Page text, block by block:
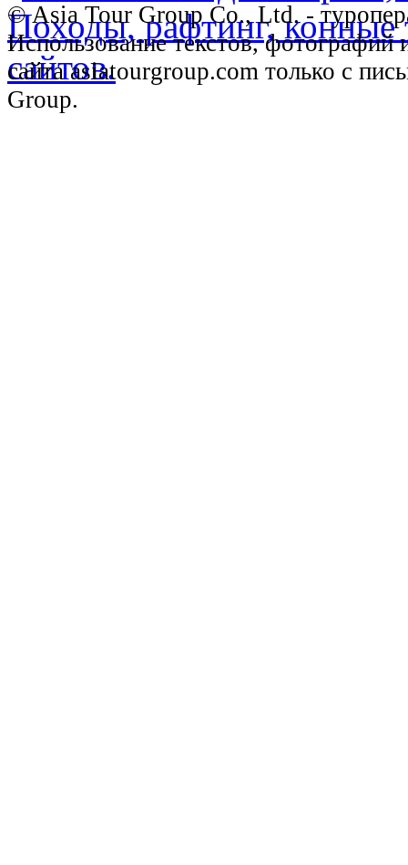
© Asia Tour Group Co., Ltd. -
Использование текстов,
сайта asiatourgroup.com только с
Group.